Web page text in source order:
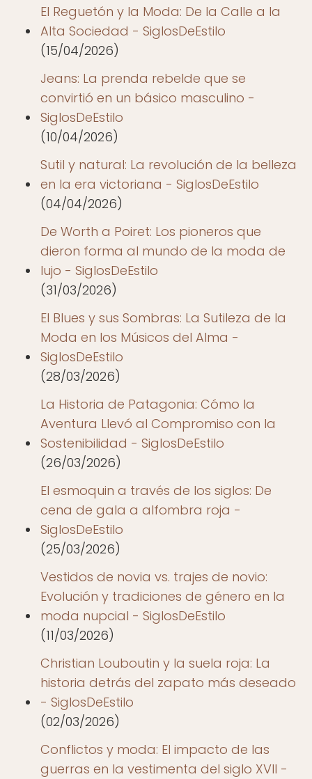
El Reguetón y la Moda: De la Calle a la
Alta Sociedad - SiglosDeEstilo
(15/04/2026)
Jeans: La prenda rebelde que se
convirtió en un básico masculino -
SiglosDeEstilo
(10/04/2026)
Sutil y natural: La revolución de la belleza
en la era victoriana - SiglosDeEstilo
(04/04/2026)
De Worth a Poiret: Los pioneros que
dieron forma al mundo de la moda de
lujo - SiglosDeEstilo
(31/03/2026)
El Blues y sus Sombras: La Sutileza de la
Moda en los Músicos del Alma -
SiglosDeEstilo
(28/03/2026)
La Historia de Patagonia: Cómo la
Aventura Llevó al Compromiso con la
Sostenibilidad - SiglosDeEstilo
(26/03/2026)
El esmoquin a través de los siglos: De
cena de gala a alfombra roja -
SiglosDeEstilo
(25/03/2026)
Vestidos de novia vs. trajes de novio:
Evolución y tradiciones de género en la
moda nupcial - SiglosDeEstilo
(11/03/2026)
Christian Louboutin y la suela roja: La
historia detrás del zapato más deseado
- SiglosDeEstilo
(02/03/2026)
Conflictos y moda: El impacto de las
guerras en la vestimenta del siglo XVII -